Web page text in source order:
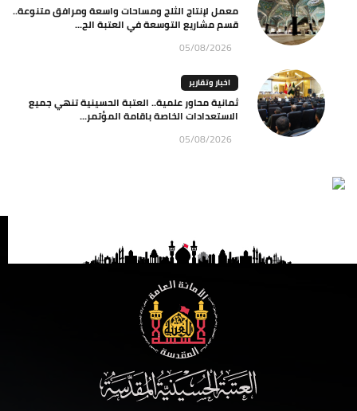
معمل لإنتاج الثلج ومساحات واسعة ومرافق متنوعة..
قسم مشاريع التوسعة في العتبة الح...
05/08/2026
اخبار وتقارير
ثمانية محاور علمية.. العتبة الحسينية تنهي جميع
الاستعدادات الخاصة باقامة المؤتمر...
05/08/2026